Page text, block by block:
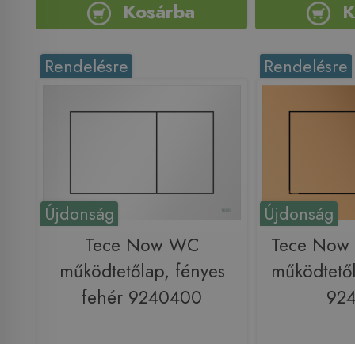
Kosárba
Újdonság
Rendelésre
Tece Now WC
működtetőlap, fényes
fehér 9240400
Újdonság
Rendelésre
Tece